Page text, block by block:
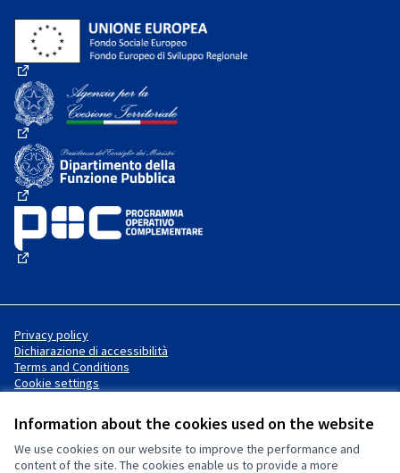
Information about the cookies used on the website
We use cookies on our website to improve the performance and
content of the site. The cookies enable us to provide a more
(External link)
(External link)
(External link)
Privacy policy
Dichiarazione di accessibilità
Terms and Conditions
Cookie settings
Creative Commons License
(External link)Website made withfree software